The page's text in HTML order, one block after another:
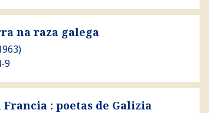
na raza galega
9
de Galizia : poetas de Galizia